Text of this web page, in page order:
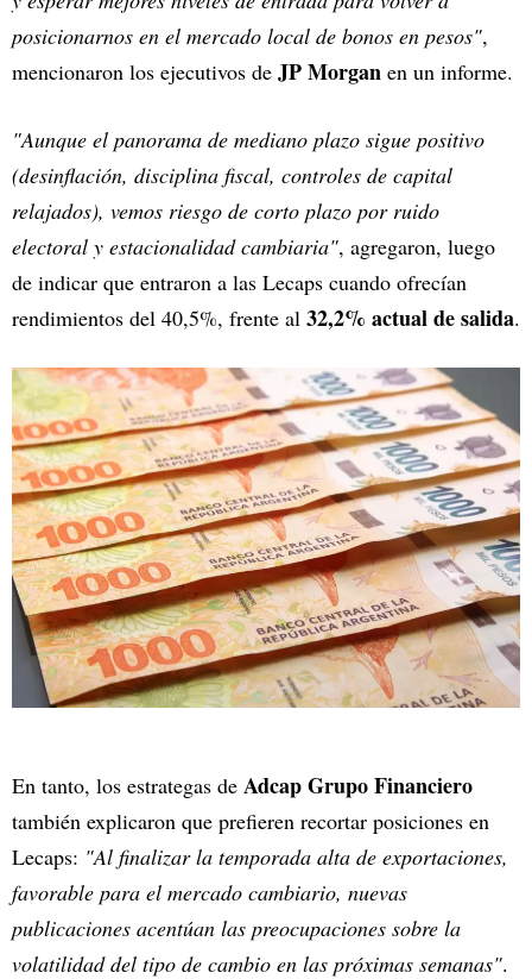
posicionarnos en el mercado local de bonos en pesos",
mencionaron los ejecutivos de JP Morgan en un informe.
"Aunque el panorama de mediano plazo sigue positivo
(desinflación, disciplina fiscal, controles de capital
relajados), vemos riesgo de corto plazo por ruido
electoral y estacionalidad cambiaria", agregaron, luego
de indicar que entraron a las Lecaps cuando ofrecían
rendimientos del 40,5%, frente al 32,2% actual de salida.
En tanto, los estrategas de Adcap Grupo Financiero
también explicaron que prefieren recortar posiciones en
Lecaps: "Al finalizar la temporada alta de exportaciones,
favorable para el mercado cambiario, nuevas
publicaciones acentúan las preocupaciones sobre la
volatilidad del tipo de cambio en las próximas semanas".